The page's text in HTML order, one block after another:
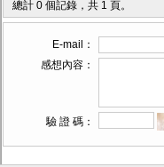
總計 0 個記錄，共 1 頁。
E-mail：
感想內容：
驗 證 碼：